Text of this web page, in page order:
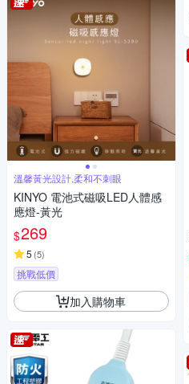
溫馨黃光設計,柔和不刺眼
KINYO 電池式磁吸LED人體感
應燈-黃光
$269
5 (5)
挑戰低價
加入購物車